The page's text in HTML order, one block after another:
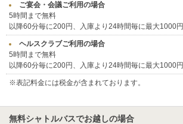
ご宴会・会議ご利用の場合
5時間まで無料
以降60分毎に200円、入庫より24時間毎に最大1000円
ヘルスクラブご利用の場合
5時間まで無料
以降60分毎に200円、入庫より24時間毎に最大1000円
※表記料金には税金が含まれております。
無料シャトルバスでお越しの場合